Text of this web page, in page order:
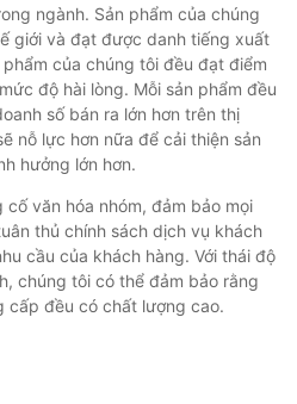
ngành. Sản phẩm của chúng
giới và đạt được danh tiếng xuất
của chúng tôi đều đạt điểm
độ hài lòng. Mỗi sản phẩm đều
số bán ra lớn hơn trên thị
nỗ lực hơn nữa để cải thiện sản
hưởng lớn hơn.
văn hóa nhóm, đảm bảo mọi
thủ chính sách dịch vụ khách
cầu của khách hàng. Với thái độ
chúng tôi có thể đảm bảo rằng
cấp đều có chất lượng cao.